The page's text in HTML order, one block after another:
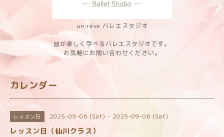
un reve バレエスタジオ
皆が楽しく学べるバレエスタジオです。
お気軽にお問い合わせください。
カレンダー
レッスン日 2025-09-06 (Sat) - 2025-09-06 (Sat)
レッスン日（仙川クラス）